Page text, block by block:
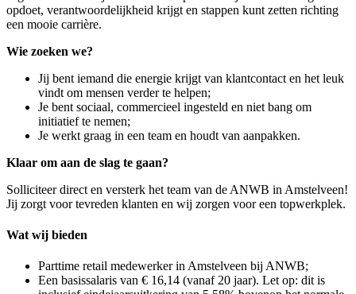
opdoet, verantwoordelijkheid krijgt en stappen kunt zetten richting
een mooie carrière.
Wie zoeken we?
Jij bent iemand die energie krijgt van klantcontact en het leuk
vindt om mensen verder te helpen;
Je bent sociaal, commercieel ingesteld en niet bang om
initiatief te nemen;
Je werkt graag in een team en houdt van aanpakken.
Klaar om aan de slag te gaan?
Solliciteer direct en versterk het team van de ANWB in Amstelveen!
Jij zorgt voor tevreden klanten en wij zorgen voor een topwerkplek.
Wat wij bieden
Parttime retail medewerker in Amstelveen bij ANWB;
Een basissalaris van € 16,14 (vanaf 20 jaar). Let op: dit is